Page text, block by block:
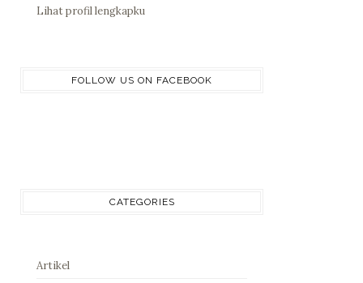
Lihat profil lengkapku
FOLLOW US ON FACEBOOK
CATEGORIES
Artikel